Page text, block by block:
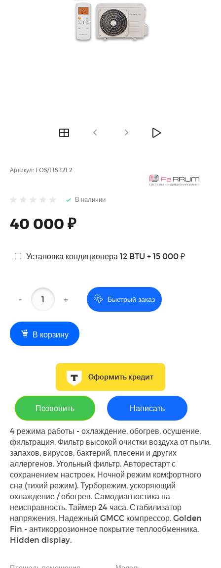
Артикул: FOS/FIS 12F2
В наличии
40 000 ₽
Установка кондиционера 12 BTU + 15 000 ₽
- + Быстрый заказ
В корзину
Оформить кредит
Позвонить Написать
4 режима работы - охлаждение, обогрев, осушение,
фильтрация. Фильтр высокой очистки воздуха от пыли,
запахов, вирусов, бактерий, плесени и других
аллергенов. Угольный фильтр. Авторестарт с
сохранением настроек. Ночной режим комфортного
сна (тихий режим). Турборежим, ускоряющий
охлаждение / обогрев. Самодиагностика на
неисправность. Таймер 24 часа. Стабилизатор
напряжения. Надежный GMCC компрессор. Golden
Fin - антикоррозионное покрытие теплообменника.
Hidden display.